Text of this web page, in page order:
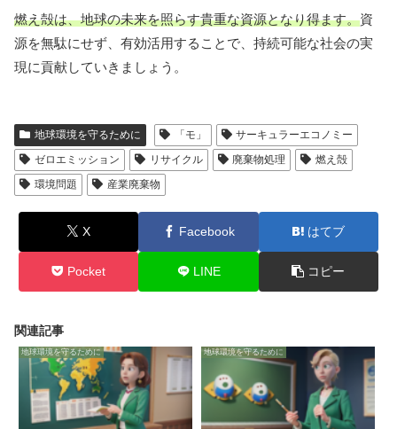
燃え殻は、地球の未来を照らす貴重な資源となり得ます。資
源を無駄にせず、有効活用することで、持続可能な社会の実
現に貢献していきましょう。
地球環境を守るために 「モ」
サーキュラーエコノミー
ゼロエミッション
リサイクル 廃棄物処理
燃え殻
環境問題
産業廃棄物
X Facebook はてブ
Pocket LINE コピー
関連記事
地球環境を守るために 地球環境を守るために